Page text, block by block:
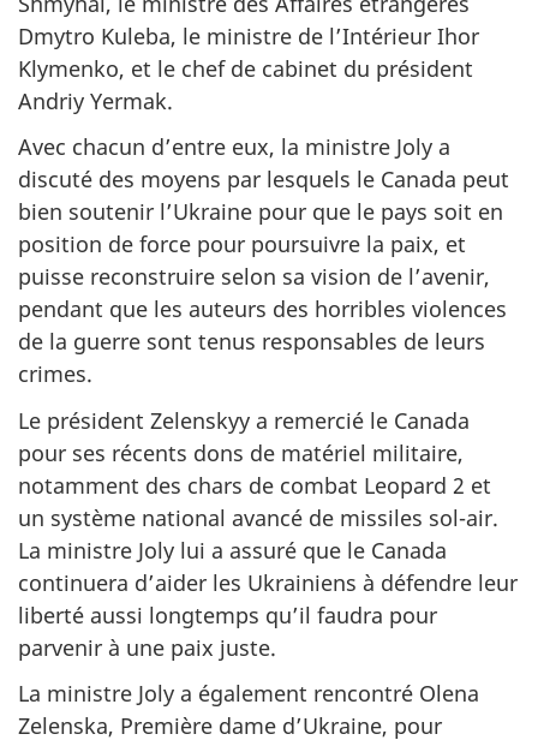
Dmytro Kuleba, le ministre de l’Intérieur Ihor
Klymenko, et le chef de cabinet du président
Andriy Yermak.
Avec chacun d’entre eux, la ministre Joly a
discuté des moyens par lesquels le Canada peut
bien soutenir l’Ukraine pour que le pays soit en
position de force pour poursuivre la paix, et
puisse reconstruire selon sa vision de l’avenir,
pendant que les auteurs des horribles violences
de la guerre sont tenus responsables de leurs
crimes.
Le président Zelenskyy a remercié le Canada
pour ses récents dons de matériel militaire,
notamment des chars de combat Leopard 2 et
un système national avancé de missiles sol-air.
La ministre Joly lui a assuré que le Canada
continuera d’aider les Ukrainiens à défendre leur
liberté aussi longtemps qu’il faudra pour
parvenir à une paix juste.
La ministre Joly a également rencontré Olena
Zelenska, Première dame d’Ukraine, pour